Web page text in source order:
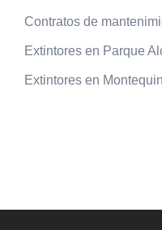
Contratos de
Extintores en Parque
Extintores en